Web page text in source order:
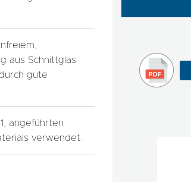
aus Schnittglas
gute
angeführten
verwendet.